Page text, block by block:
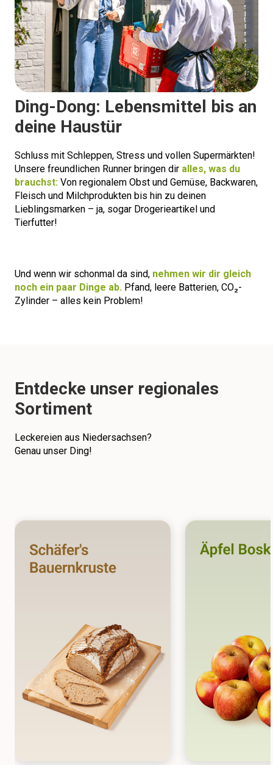
Ding-Dong: Lebensmittel bis an
deine Haustür
Schluss mit Schleppen, Stress und vollen Supermärkten!
Unsere freundlichen Runner bringen dir alles, was du
brauchst: Von regionalem Obst und Gemüse, Backwaren,
Fleisch und Milchprodukten bis hin zu deinen
Lieblingsmarken – ja, sogar Drogerieartikel und
Tierfutter!
Und wenn wir schonmal da sind, nehmen wir dir gleich
noch ein paar Dinge ab. Pfand, leere Batterien, CO₂-
Zylinder – alles kein Problem!
Entdecke unser regionales
Sortiment
Leckereien aus Niedersachsen?
Genau unser Ding!